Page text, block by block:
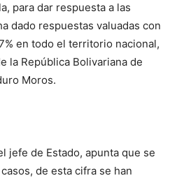
para dar respuesta a las
dado respuestas valuadas con
en todo el territorio nacional,
la República Bolivariana de
Moros.
jefe de Estado, apunta que se
de esta cifra se han